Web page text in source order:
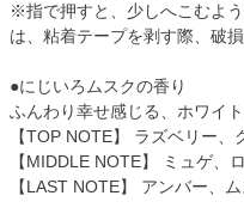
※指で押すと、少しへこむよ
は、粘着テープを剥す際、破
●にじいろムスクの香り
ふんわり幸せ感じる、ホワイ
【TOP NOTE】 ラズベリー、
【MIDDLE NOTE】 ミュゲ、
【LAST NOTE】 アンバー、